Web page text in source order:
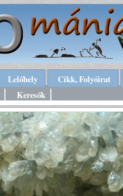
Lelőhely
Cikk, Folyóirat
Keresők